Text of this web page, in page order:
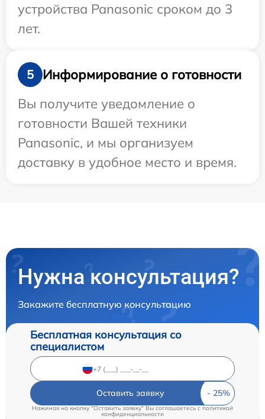
устройства Panasonic сроком до 3
лет.
5
Информирование о готовности
Вы получите уведомление о
готовности Вашей техники
Panasonic, и мы организуем
доставку в удобное место и время.
Нужна консультация?
Закажите бесплатную консультацию
Бесплатная консультация со
специалистом
Оставить заявку
Нажимая на кнопку "Оставить заявку" Вы соглашаетесь c политикой
конфиденциальности